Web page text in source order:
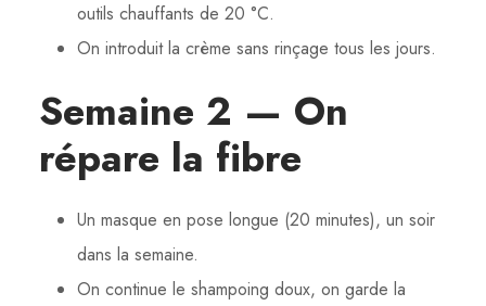
outils chauffants de 20 °C.
On introduit la crème sans rinçage tous les jours.
Semaine 2 — On
répare la fibre
Un masque en pose longue (20 minutes), un soir
dans la semaine.
On continue le shampoing doux, on garde la